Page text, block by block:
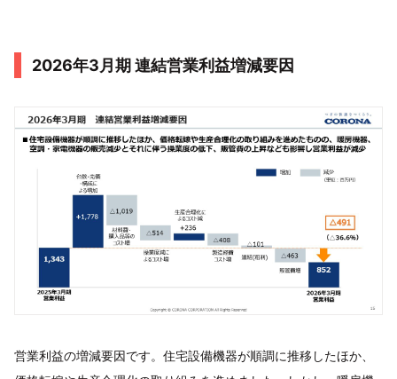
2026年3月期 連結営業利益増減要因
営業利益の増減要因です。住宅設備機器が順調に推移したほか、